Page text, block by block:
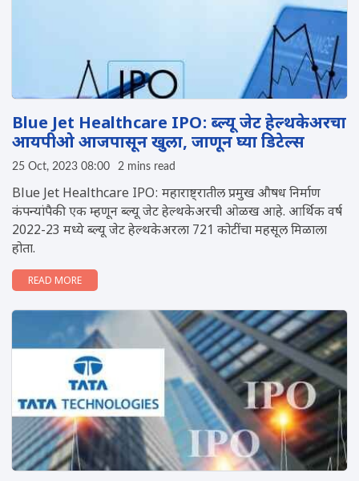
Blue Jet Healthcare IPO: ब्ल्यू जेट हेल्थकेअरचा
आयपीओ आजपासून खुला, जाणून घ्या डिटेल्स
25 Oct, 2023 08:00 2 mins read
Blue Jet Healthcare IPO: महाराष्ट्रातील प्रमुख औषध निर्माण
कंपन्यांपैकी एक म्हणून ब्ल्यू जेट हेल्थकेअरची ओळख आहे. आर्थिक वर्ष
2022-23 मध्ये ब्ल्यू जेट हेल्थकेअरला 721 कोटींचा महसूल मिळाला
होता.
READ MORE